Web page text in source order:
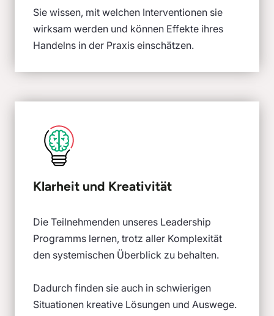
Sie wissen, mit welchen Interventionen sie
wirksam werden und können Effekte ihres
Handelns in der Praxis einschätzen.
Klarheit und Kreativität
Die Teilnehmenden unseres Leadership
Programms lernen, trotz aller Komplexität
den systemischen Überblick zu behalten.
Dadurch finden sie auch in schwierigen
Situationen kreative Lösungen und Auswege.